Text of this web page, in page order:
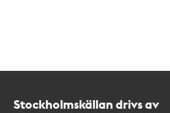
Stockholmskällan drivs av